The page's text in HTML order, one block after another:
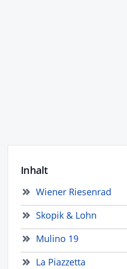
Inhalt
Wiener Riesenrad
Skopik & Lohn
Mulino 19
La Piazzetta